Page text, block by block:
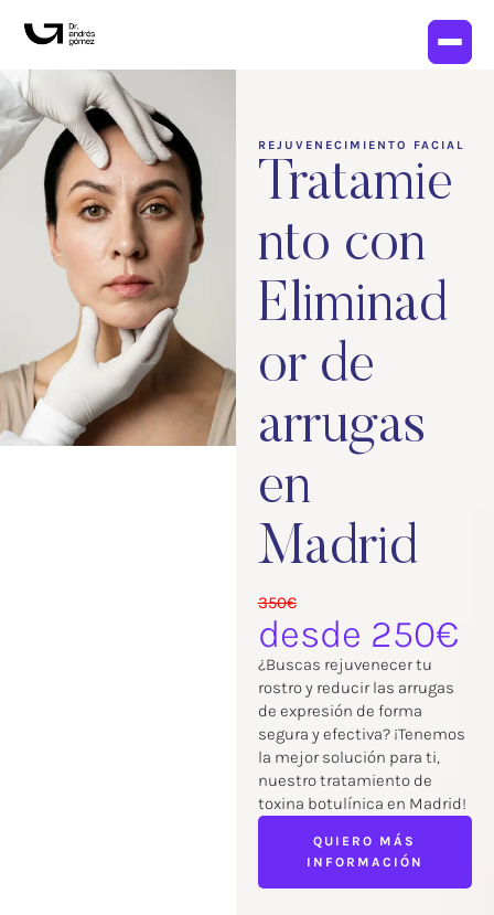
REJUVENECIMIENTO FACIAL
Tratamie
nto con
Eliminad
or de
arrugas
en
Madrid
350€
desde 250€
¿Buscas rejuvenecer tu
rostro y reducir las arrugas
de expresión de forma
segura y efectiva? ¡Tenemos
la mejor solución para ti,
nuestro tratamiento de
toxina botulínica en Madrid!
QUIERO MÁS
INFORMACIÓN